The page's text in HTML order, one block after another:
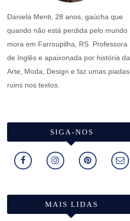
Daniela Menti, 28 anos, gaúcha que
quando não está perdida pelo mundo
mora em Farroupilha, RS. Professora
de Inglês e apaixonada por história da
Arte, Moda, Design e faz umas piadas
ruins nos textos.
SIGA-NOS
MAIS LIDAS